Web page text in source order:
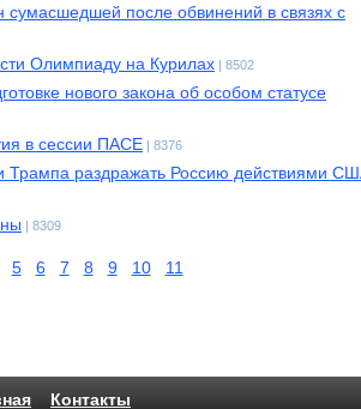
сумасшедшей после обвинений в связях с
Олимпиаду на Курилах | 8502
нового закона об особом статусе
в сессии ПАСЕ | 8376
Трампа раздражать Россию действиями
| 8309
5 6 7 8 9 10 11
Контакты